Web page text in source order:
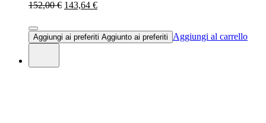
152,00 € 143,64 €
Aggiungi ai preferiti Aggiunto ai preferiti Aggiungi al carrello